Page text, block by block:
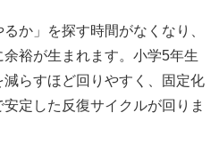
か」を探す時間がなくなり、
裕が生まれます。小学5年生
らすほど回りやすく、固定化
定した反復サイクルが回りま